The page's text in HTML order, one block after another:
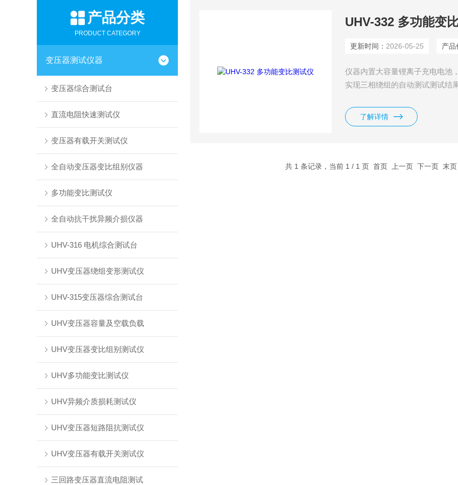
产品分类
PRODUCT CATEGORY
变压器测试仪器
变压器综合测试台
直流电阻快速测试仪
变压器有载开关测试仪
全自动变压器变比组别仪器
多功能变比测试仪
全自动抗干扰异频介损仪器
UHV-316 电机综合测试台
UHV变压器绕组变形测试仪
UHV-315变压器综合测试台
UHV变压器容量及空载负载
UHV变压器变比组别测试仪
UHV多功能变比测试仪
UHV异频介质损耗测试仪
UHV变压器短路阻抗测试仪
UHV变压器有载开关测试仪
三回路变压器直流电阻测试
UHV-332 多功能变
更新时间： 2026-05-25 产品
仪器内置大容量锂离子充电电池
实现三相绕组的自动测试测试结
了解详情
共 1 条记录，当前 1 / 1 页 首页 上一页 下一页 末